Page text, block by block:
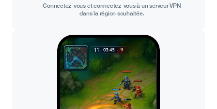
Connectez-vous et connectez-vous à un serveur VPN
dans la région souhaitée.